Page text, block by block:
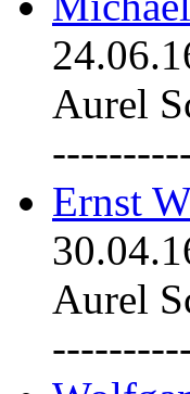
Aurel
Ernst
Aurel